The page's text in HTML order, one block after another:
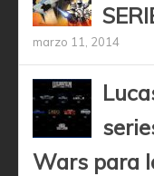
marzo 11, 2014
Wars para